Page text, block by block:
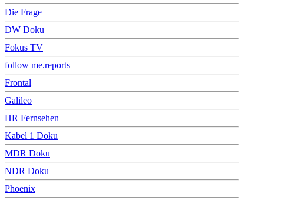
Die Frage
DW Doku
Fokus TV
follow me.reports
Frontal
Galileo
HR Fernsehen
Kabel 1 Doku
MDR Doku
NDR Doku
Phoenix